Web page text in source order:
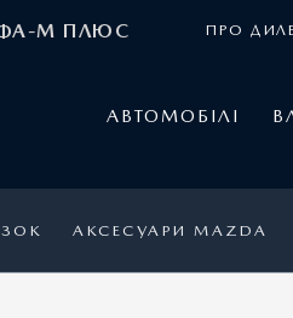
М ПЛЮС ПРО
АВТОМОБІЛІ
АКСЕСУАРИ MAZDA